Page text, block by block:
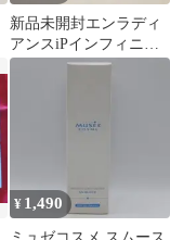
新品未開封エンラディ
アンスiPインフィニッ
トエッセンスリフト
¥ 1,490